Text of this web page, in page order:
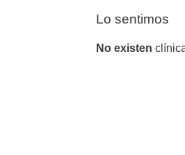
Lo sentimos
No existen